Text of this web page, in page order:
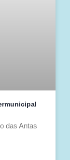
das Antas